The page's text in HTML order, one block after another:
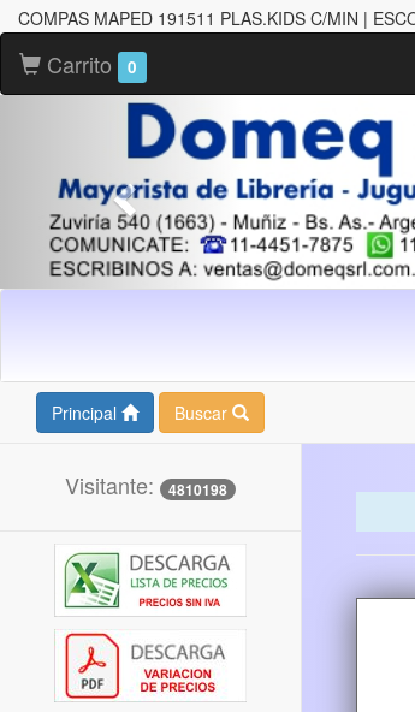
COMPAS MAPED 191511 PLAS.KIDS C/MIN |
Carrito 0
Principal Buscar
Visitante: 4810198